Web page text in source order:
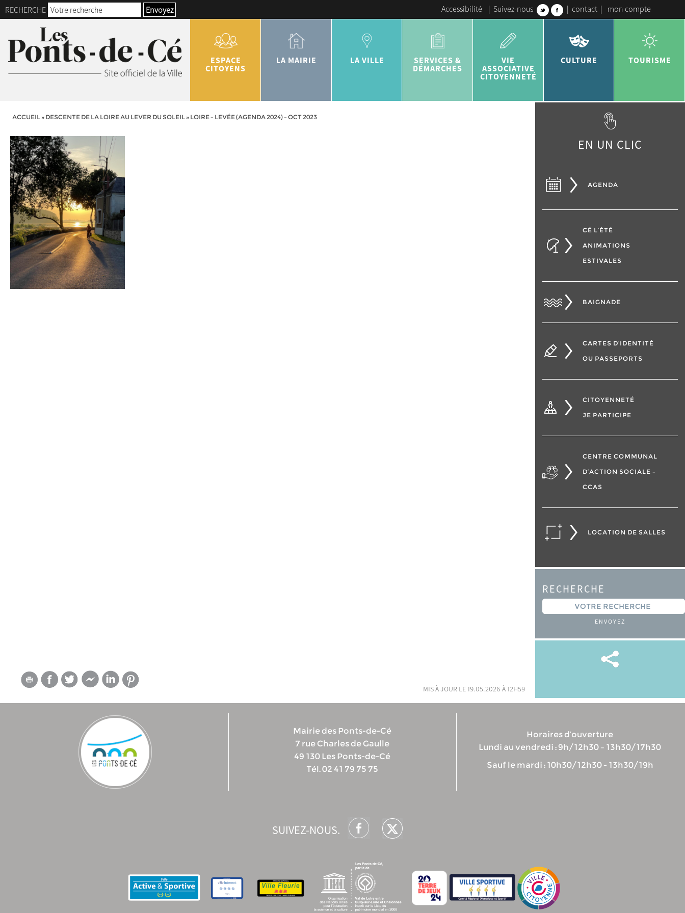
RECHERCHE Envoyez Accessibilité | Suivez-nous | contact | mon compte
ESPACE
CITOYENS
LA MAIRIE LA VILLE
SERVICES &
DÉMARCHES
VIE
ASSOCIATIVE
CITOYENNETÉ
CULTURE TOURISME
ACCUEIL» DESCENTE DE LA LOIRE AU LEVER DU SOLEIL» LOIRE – LEVÉE (AGENDA 2024) – OCT 2023
mis à jour le 19.05.2026 à 12h59
EN UN CLIC
AGENDA
CÉ L’ÉTÉ
ANIMATIONS
ESTIVALES
BAIGNADE
CARTES D’IDENTITÉ
OU PASSEPORTS
CITOYENNETÉ
JE PARTICIPE
CENTRE COMMUNAL
D’ACTION SOCIALE –
CCAS
LOCATION DE SALLES
RECHERCHE
ENVOYEZ
Mairie des Ponts-de-Cé
7 rue Charles de Gaulle
49 130 Les Ponts-de-Cé
Tél. 02 41 79 75 75
Horaires d’ouverture
Lundi au vendredi : 9h/12h30 – 13h30/17h30
Sauf le mardi : 10h30/12h30 - 13h30/19h
SUIVEZ-NOUS.